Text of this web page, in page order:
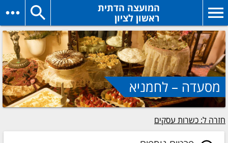
המועצה הדתית
ראשון לציון
מסעדה – לחמניא
חזרה ל: כשרות עסקים